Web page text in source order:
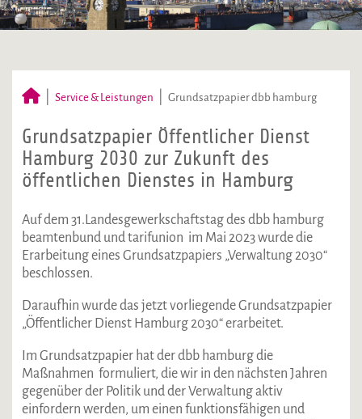
Service & Leistungen Grundsatzpapier dbb hamburg
Grundsatzpapier Öffentlicher Dienst
Hamburg 2030 zur Zukunft des
öffentlichen Dienstes in Hamburg
Auf dem 31.Landesgewerkschaftstag des dbb hamburg
beamtenbund und tarifunion im Mai 2023 wurde die
Erarbeitung eines Grundsatzpapiers „Verwaltung 2030“
beschlossen.
Daraufhin wurde das jetzt vorliegende Grundsatzpapier
„Öffentlicher Dienst Hamburg 2030“ erarbeitet.
Im Grundsatzpapier hat der dbb hamburg die
Maßnahmen formuliert, die wir in den nächsten Jahren
gegenüber der Politik und der Verwaltung aktiv
einfordern werden, um einen funktionsfähigen und